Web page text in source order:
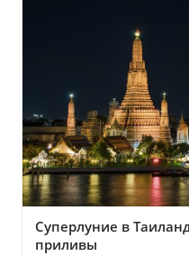
Суперлуние в
приливы